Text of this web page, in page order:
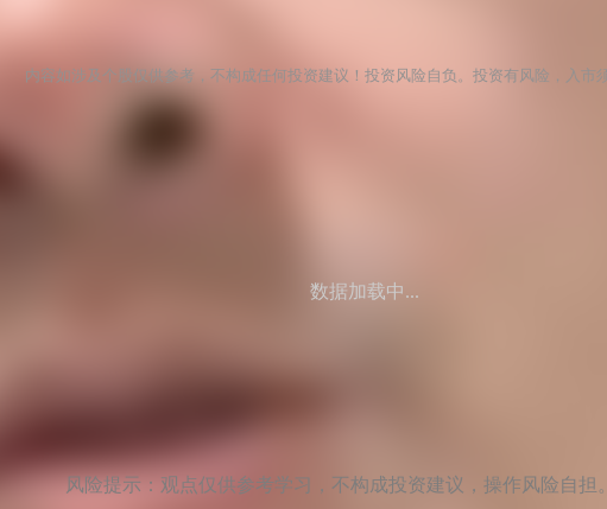
内容如涉及个股仅供参考，不构成任何投资建议！投资风险自负。投资有风险，入市
数据加载中...
风险提示：观点仅供参考学习，不构成投资建议，操作风险自担